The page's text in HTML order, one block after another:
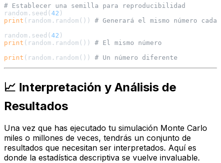
# Establecer una semilla para reproducibilidad
random.seed( 42
print (random.random()) # Generará el mismo número
random.seed( 42
print (random.random()) # El mismo número
print (random.random()) # Un número diferente
📈 Interpretación y Análisis de
Resultados
Una vez que has ejecutado tu simulación Monte Carlo
miles o millones de veces, tendrás un conjunto de
resultados que necesitan ser interpretados. Aquí es
donde la estadística descriptiva se vuelve invaluable.